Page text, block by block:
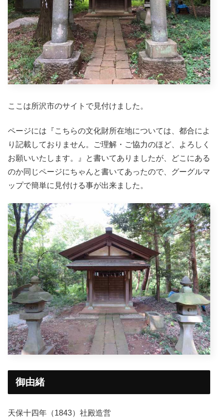
ここは所沢市のサイトで見付けました。
ページには『こちらの文化財所在地については、都合によ
り記載しておりません。ご理解・ご協力のほど、よろしく
お願いいたします。』と書いてありましたが、どこにある
のか同じページにちゃんと書いてあったので、グーグルマ
ップで簡単に見付ける事が出来ました。
御由緒
天保十四年（1843）社殿造営